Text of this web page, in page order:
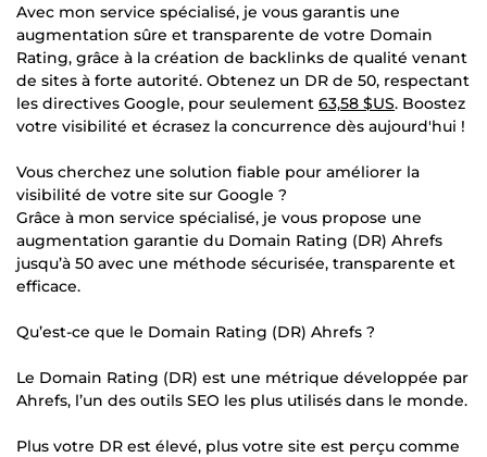
Avec mon service spécialisé, je vous garantis une
augmentation sûre et transparente de votre Domain
Rating, grâce à la création de backlinks de qualité venant
de sites à forte autorité. Obtenez un DR de 50, respectant
les directives Google, pour seulement 63,58 $US. Boostez
votre visibilité et écrasez la concurrence dès aujourd'hui !
Vous cherchez une solution fiable pour améliorer la
visibilité de votre site sur Google ?
Grâce à mon service spécialisé, je vous propose une
augmentation garantie du Domain Rating (DR) Ahrefs
jusqu’à 50 avec une méthode sécurisée, transparente et
efficace.
Qu’est-ce que le Domain Rating (DR) Ahrefs ?
Le Domain Rating (DR) est une métrique développée par
Ahrefs, l’un des outils SEO les plus utilisés dans le monde.
Plus votre DR est élevé, plus votre site est perçu comme